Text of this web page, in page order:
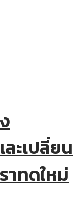
ะเปลี่ยน
าทดใหม่